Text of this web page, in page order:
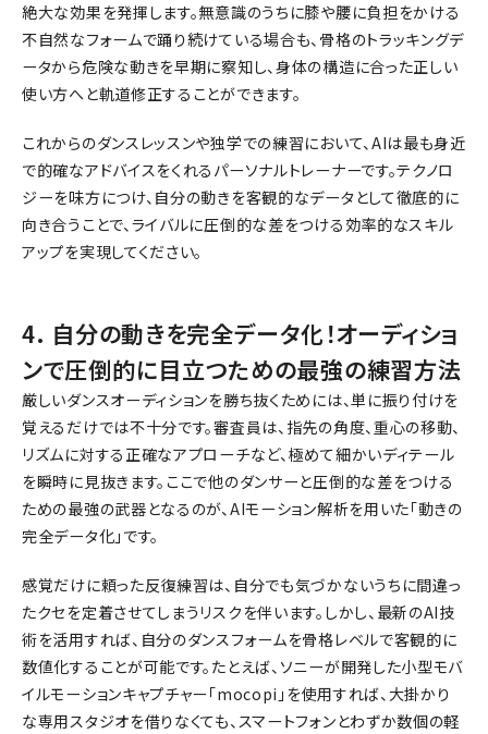
絶大な効果を発揮します。無意識のうちに膝や腰に負担をかける
不自然なフォームで踊り続けている場合も、骨格のトラッキングデ
ータから危険な動きを早期に察知し、身体の構造に合った正しい
使い方へと軌道修正することができます。
これからのダンスレッスンや独学での練習において、AIは最も身近
で的確なアドバイスをくれるパーソナルトレーナーです。テクノロ
ジーを味方につけ、自分の動きを客観的なデータとして徹底的に
向き合うことで、ライバルに圧倒的な差をつける効率的なスキル
アップを実現してください。
4. 自分の動きを完全データ化！オーディショ
ンで圧倒的に目立つための最強の練習方法
厳しいダンスオーディションを勝ち抜くためには、単に振り付けを
覚えるだけでは不十分です。審査員は、指先の角度、重心の移動、
リズムに対する正確なアプローチなど、極めて細かいディテール
を瞬時に見抜きます。ここで他のダンサーと圧倒的な差をつける
ための最強の武器となるのが、AIモーション解析を用いた「動きの
完全データ化」です。
感覚だけに頼った反復練習は、自分でも気づかないうちに間違っ
たクセを定着させてしまうリスクを伴います。しかし、最新のAI技
術を活用すれば、自分のダンスフォームを骨格レベルで客観的に
数値化することが可能です。たとえば、ソニーが開発した小型モバ
イルモーションキャプチャー「mocopi」を使用すれば、大掛かり
な専用スタジオを借りなくても、スマートフォンとわずか数個の軽